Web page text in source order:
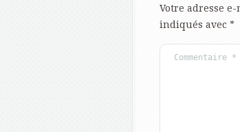
Votre adresse
indiqués avec *